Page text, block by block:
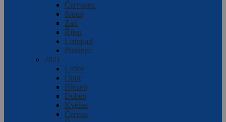
Červenec
Srpen
Září
Říjen
Listopad
Prosinec
2021
Leden
Únor
Březen
Duben
Květen
Červen